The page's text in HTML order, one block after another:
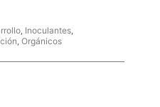
, Inoculantes,
, Orgánicos